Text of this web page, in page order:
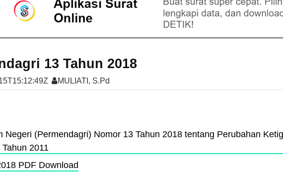
13 Tahun 2018
MULIATI, S.Pd
Negeri (Permendagri) Nomor 13 Tahun 2018 tentang Perubahan
2011
PDF Download